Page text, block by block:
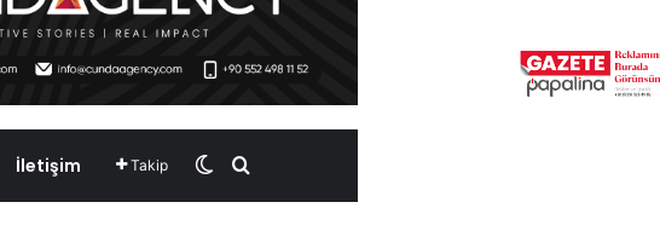
İletişim Takip Dış görünümü değiştir